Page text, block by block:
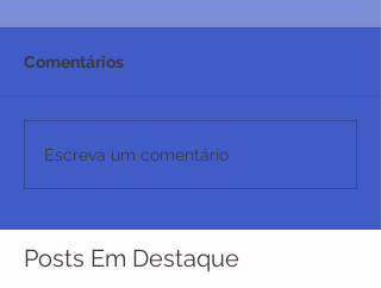
Comentários
Escreva um comentário
Posts Em Destaque